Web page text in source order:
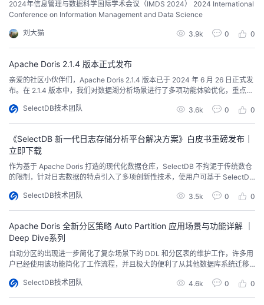
2024年信息管理与数据科学国际学术会议（IMDS 2024） 2024 International
Conference on Information Management and Data Science
刘大猫 3.9k 0 0
Apache Doris 2.1.4 版本正式发布
亲爱的社区小伙伴们，Apache Doris 2.1.4 版本已于 2024 年 6 月 26 日正式发
布。在 2.1.4 版本中，我们对数据湖分析场景进行了多项功能体验优化，重点修
一步提升了系统的性能、稳定性及易用性，欢迎大家下载使用。官网下载页：h
ttps://doris.apache.org/download/GitH...
SelectDB技术团队 3.6k 0 0
《SelectDB 新一代日志存储分析平台解决方案》白皮书重磅发布｜
立即下载
作为基于 Apache Doris 打造的现代化数据仓库，SelectDB 不拘泥于传统数仓
的限制，针对日志数据的特点引入了多项创新性技术，使用户可基于 SelectDB
行业内知名企业中落地。
SelectDB技术团队 3.5k 0 0
Apache Doris 全新分区策略 Auto Partition 应用场景与功能详解 ｜
Deep Dive系列
自动分区的出现进一步简化了复杂场景下的 DDL 和分区表的维护工作，许多用
户已经使用该功能简化了工作流程，并且极大的便利了从其他数据库系统迁移
择。 SelectDB技术团队 4.6k 0 0